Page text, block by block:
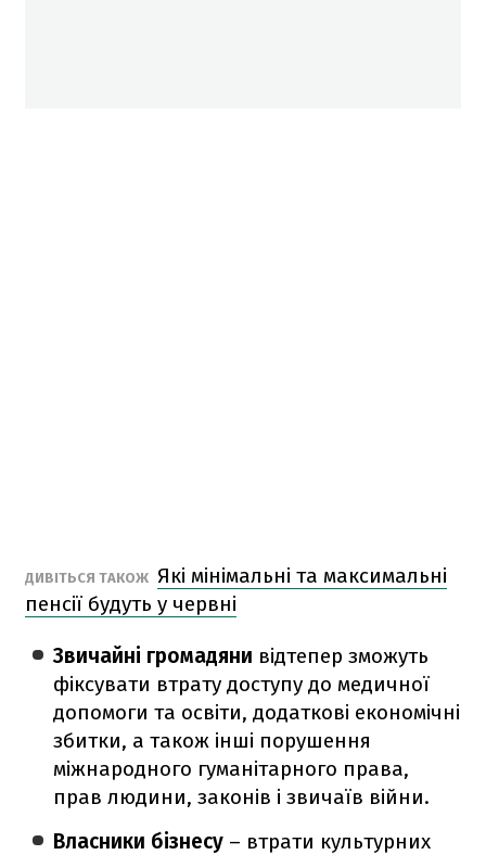
ДИВІТЬСЯ ТАКОЖ Які мінімальні та максимальні
пенсії будуть у червні
Звичайні громадяни відтепер зможуть
фіксувати втрату доступу до медичної
допомоги та освіти, додаткові економічні
збитки, а також інші порушення
міжнародного гуманітарного права,
прав людини, законів і звичаїв війни.
Власники бізнесу – втрати культурних